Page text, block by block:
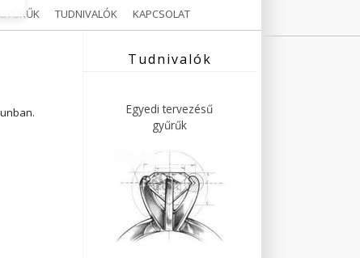
TUDNIVALÓK KAPCSOLAT
Tudnivalók
Egyedi tervezésű
gyűrűk